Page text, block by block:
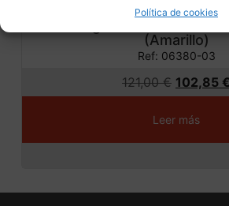
Política de cookies
Öhlins Muelle de
(Amarillo)
Ref: 06380-03
121,00€ 102,85 €
Leer más